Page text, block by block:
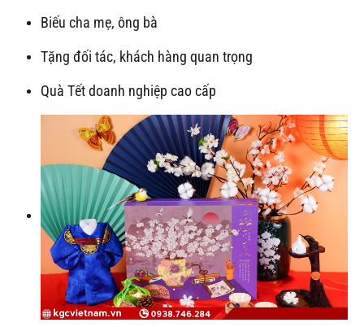
Biếu cha mẹ, ông bà
Tặng đối tác, khách hàng quan trọng
Quà Tết doanh nghiệp cao cấp